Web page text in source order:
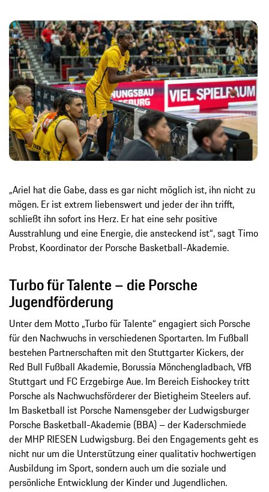
„Ariel hat die Gabe, dass es gar nicht möglich ist, ihn nicht zu
mögen. Er ist extrem liebenswert und jeder der ihn trifft,
schließt ihn sofort ins Herz. Er hat eine sehr positive
Ausstrahlung und eine Energie, die ansteckend ist“, sagt Timo
Probst, Koordinator der Porsche Basketball-Akademie.
Turbo für Talente – die Porsche
Jugendförderung
Unter dem Motto „Turbo für Talente“ engagiert sich Porsche
für den Nachwuchs in verschiedenen Sportarten. Im Fußball
bestehen Partnerschaften mit den Stuttgarter Kickers, der
Red Bull Fußball Akademie, Borussia Mönchengladbach, VfB
Stuttgart und FC Erzgebirge Aue. Im Bereich Eishockey tritt
Porsche als Nachwuchsförderer der Bietigheim Steelers auf.
Im Basketball ist Porsche Namensgeber der Ludwigsburger
Porsche Basketball-Akademie (BBA) – der Kaderschmiede
der MHP RIESEN Ludwigsburg. Bei den Engagements geht es
nicht nur um die Unterstützung einer qualitativ hochwertigen
Ausbildung im Sport, sondern auch um die soziale und
persönliche Entwicklung der Kinder und Jugendlichen.